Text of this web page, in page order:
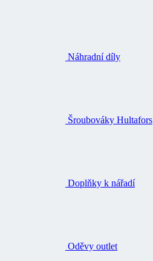
Náhradní díly
Šroubováky Hultafors
Doplňky k nářadí
Oděvy outlet